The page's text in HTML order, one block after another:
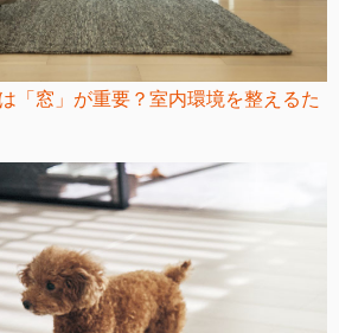
「窓」が重要？室内環境を整えるた